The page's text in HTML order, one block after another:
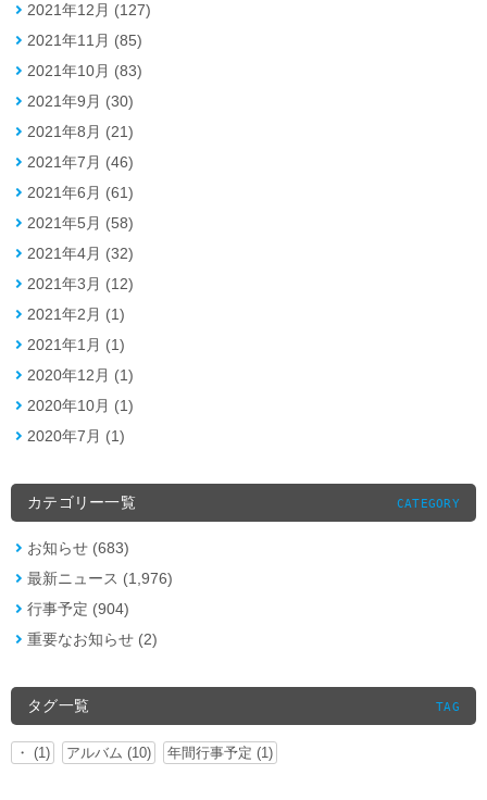
2021年12月 (127)
2021年11月 (85)
2021年10月 (83)
2021年9月 (30)
2021年8月 (21)
2021年7月 (46)
2021年6月 (61)
2021年5月 (58)
2021年4月 (32)
2021年3月 (12)
2021年2月 (1)
2021年1月 (1)
2020年12月 (1)
2020年10月 (1)
2020年7月 (1)
カテゴリー一覧 CATEGORY
お知らせ (683)
最新ニュース (1,976)
行事予定 (904)
重要なお知らせ (2)
タグ一覧 TAG
・ (1) アルバム (10) 年間行事予定 (1)